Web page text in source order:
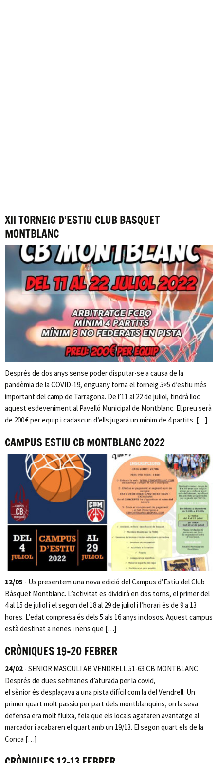
XII TORNEIG D’ESTIU CLUB BASQUET
MONTBLANC
Després de dos anys sense poder disputar-se a causa de la
pandèmia de la COVID-19, enguany torna el torneig 5×5 d’estiu més
important del camp de Tarragona. De l’11 al 22 de juliol, tindrà lloc
aquest esdeveniment al Pavelló Municipal de Montblanc. El preu serà
de 200 € per equip i cadascun d’ells jugarà un mínim de 4 partits. […]
CAMPUS ESTIU CB MONTBLANC 2022
12/05 - Us presentem una nova edició del Campus d’Estiu del Club
Bàsquet Montblanc. L’activitat es dividirà en dos torns, el primer del
4 al 15 de juliol i el segon del 18 al 29 de juliol i l’horari és de 9 a 13
hores. L’edat compresa és dels 5 als 16 anys inclosos. Aquest campus
està destinat a nenes i nens que […]
CRÒNIQUES 19-20 FEBRER
24/02 - SENIOR MASCULI AB VENDRELL 51-63 CB MONTBLANC
Després de dues setmanes d’aturada per la covid,
el sènior és desplaçava a una pista difícil com la del Vendrell. Un
primer quart molt passiu per part dels montblanquins, on la seva
defensa era molt fluixa, feia que els locals agafaren avantatge al
marcador i acabaren el quart amb un 19/13. El segon quart els de la
Conca […]